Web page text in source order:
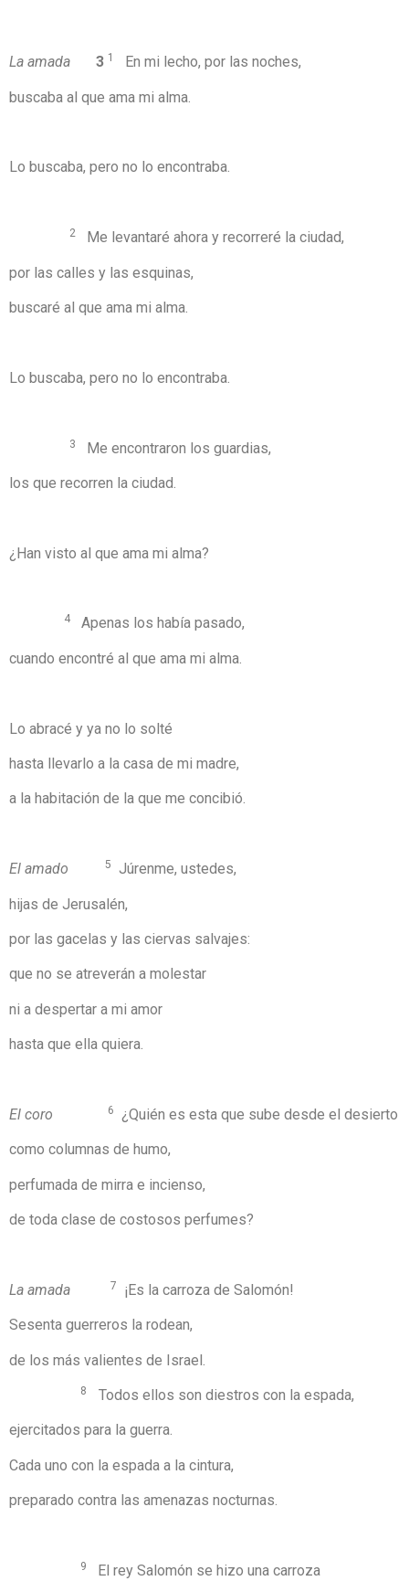
La amada 3 1 En mi lecho, por las noches,
buscaba al que ama mi alma.
Lo buscaba, pero no lo encontraba.
2 Me levantaré ahora y recorreré la ciudad,
por las calles y las esquinas,
buscaré al que ama mi alma.
Lo buscaba, pero no lo encontraba.
3 Me encontraron los guardias,
los que recorren la ciudad.
¿Han visto al que ama mi alma?
4 Apenas los había pasado,
cuando encontré al que ama mi alma.
Lo abracé y ya no lo solté
hasta llevarlo a la casa de mi madre,
a la habitación de la que me concibió.
El amado 5 Júrenme, ustedes,
hijas de Jerusalén,
por las gacelas y las ciervas salvajes:
que no se atreverán a molestar
ni a despertar a mi amor
hasta que ella quiera.
El coro 6 ¿Quién es esta que sube desde el desierto
como columnas de humo,
perfumada de mirra e incienso,
de toda clase de costosos perfumes?
La amada 7 ¡Es la carroza de Salomón!
Sesenta guerreros la rodean,
de los más valientes de Israel.
8 Todos ellos son diestros con la espada,
ejercitados para la guerra.
Cada uno con la espada a la cintura,
preparado contra las amenazas nocturnas.
9 El rey Salomón se hizo una carroza